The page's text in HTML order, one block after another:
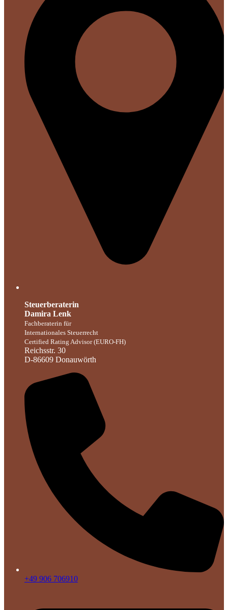
Steuerberaterin
Damira Lenk
Fachberaterin für
Internationales Steuerrecht
Certified Rating Advisor (EURO-FH)
Reichsstr. 30
D-86609 Donauwörth
+49 906 706910